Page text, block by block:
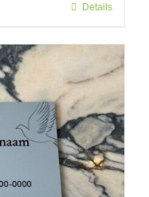
Details